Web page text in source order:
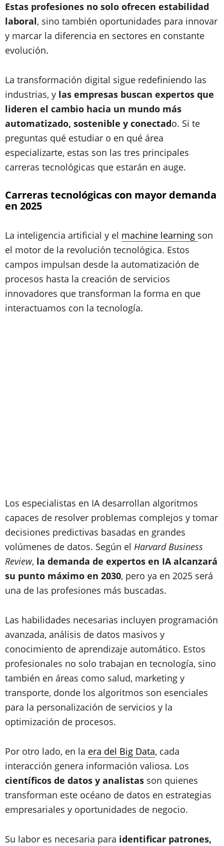
Estas profesiones no solo ofrecen estabilidad
laboral, sino también oportunidades para innovar
y marcar la diferencia en sectores en constante
evolución.
La transformación digital sigue redefiniendo las
industrias, y las empresas buscan expertos que
lideren el cambio hacia un mundo más
automatizado, sostenible y conectado. Si te
preguntas qué estudiar o en qué área
especializarte, estas son las tres principales
carreras tecnológicas que estarán en auge.
Carreras tecnológicas con mayor demanda
en 2025
La inteligencia artificial y el machine learning son
el motor de la revolución tecnológica. Estos
campos impulsan desde la automatización de
procesos hasta la creación de servicios
innovadores que transforman la forma en que
interactuamos con la tecnología.
Los especialistas en IA desarrollan algoritmos
capaces de resolver problemas complejos y tomar
decisiones predictivas basadas en grandes
volúmenes de datos. Según el Harvard Business
Review, la demanda de expertos en IA alcanzará
su punto máximo en 2030, pero ya en 2025 será
una de las profesiones más buscadas.
Las habilidades necesarias incluyen programación
avanzada, análisis de datos masivos y
conocimiento de aprendizaje automático. Estos
profesionales no solo trabajan en tecnología, sino
también en áreas como salud, marketing y
transporte, donde los algoritmos son esenciales
para la personalización de servicios y la
optimización de procesos.
Por otro lado, en la era del Big Data, cada
interacción genera información valiosa. Los
científicos de datos y analistas son quienes
transforman este océano de datos en estrategias
empresariales y oportunidades de negocio.
Su labor es necesaria para identificar patrones,